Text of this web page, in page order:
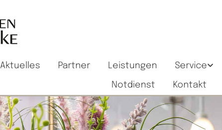
Aktuelles Partner Leistungen Service
Notdienst Kontakt